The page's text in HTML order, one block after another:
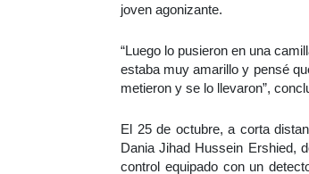
joven agonizante.
“Luego lo pusieron en una
estaba muy amarillo y pensé
metieron y se lo llevaron”,
El 25 de octubre, a corta
Dania Jihad Hussein Ershied,
control equipado con un